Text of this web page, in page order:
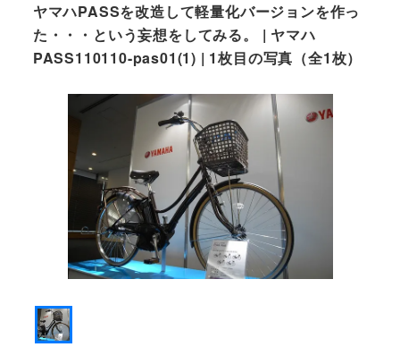
ヤマハPASSを改造して軽量化バージョンを作っ
た・・・という妄想をしてみる。 | ヤマハ
PASS110110-pas01(1) | 1枚目の写真（全1枚）